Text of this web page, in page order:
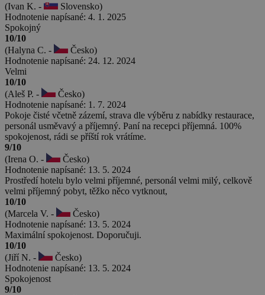
(Ivan K. -
Slovensko)
Hodnotenie napísané: 4. 1. 2025
Spokojný
10/10
(Halyna C. -
Česko)
Hodnotenie napísané: 24. 12. 2024
Velmi
10/10
(Aleš P. -
Česko)
Hodnotenie napísané: 1. 7. 2024
Pokoje čisté včetně zázemí, strava dle výběru z nabídky restaurace,
personál usměvavý a příjemný. Paní na recepci příjemná. 100%
spokojenost, rádi se příští rok vrátíme.
9/10
(Irena O. -
Česko)
Hodnotenie napísané: 13. 5. 2024
Prostředí hotelu bylo velmi příjemné, personál velmi milý, celkově
velmi příjemný pobyt, těžko něco vytknout,
10/10
(Marcela V. -
Česko)
Hodnotenie napísané: 13. 5. 2024
Maximální spokojenost. Doporučuji.
10/10
(Jiří N. -
Česko)
Hodnotenie napísané: 13. 5. 2024
Spokojenost
9/10